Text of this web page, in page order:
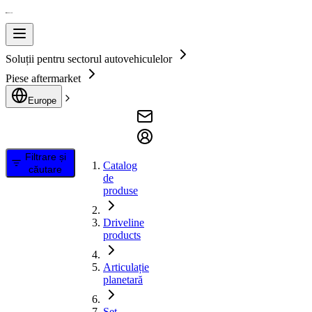
Soluții pentru sectorul autovehiculelor
Piese aftermarket
Europe
Filtrare și
căutare
Catalog
de
produse
Driveline
products
Articulație
planetară